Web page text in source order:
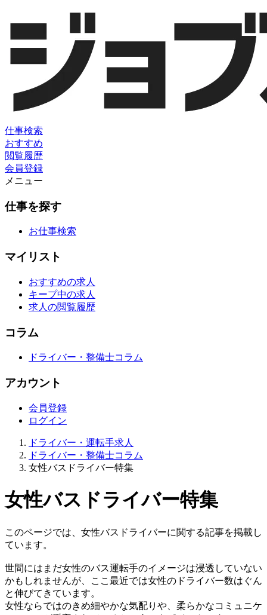
仕事検索
おすすめ
閲覧履歴
会員登録
メニュー
仕事を探す
お仕事検索
マイリスト
おすすめの求人
キープ中の求人
求人の閲覧履歴
コラム
ドライバー・整備士コラム
アカウント
会員登録
ログイン
ドライバー・運転手求人
ドライバー・整備士コラム
女性バスドライバー特集
女性バスドライバー特集
このページでは、女性バスドライバーに関する記事を掲載し
ています。
世間にはまだ女性のバス運転手のイメージは浸透していない
かもしれませんが、ここ最近では女性のドライバー数はぐん
と伸びてきています。
女性ならではのきめ細やかな気配りや、柔らかなコミュニケ